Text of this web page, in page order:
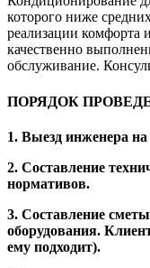
которого ниже
реализации комфорта
качественно
обслуживание.
ПОРЯДОК
1. Выезд инженера на
2. Составление
нормативов.
3. Составление
оборудования.
ему подходит).